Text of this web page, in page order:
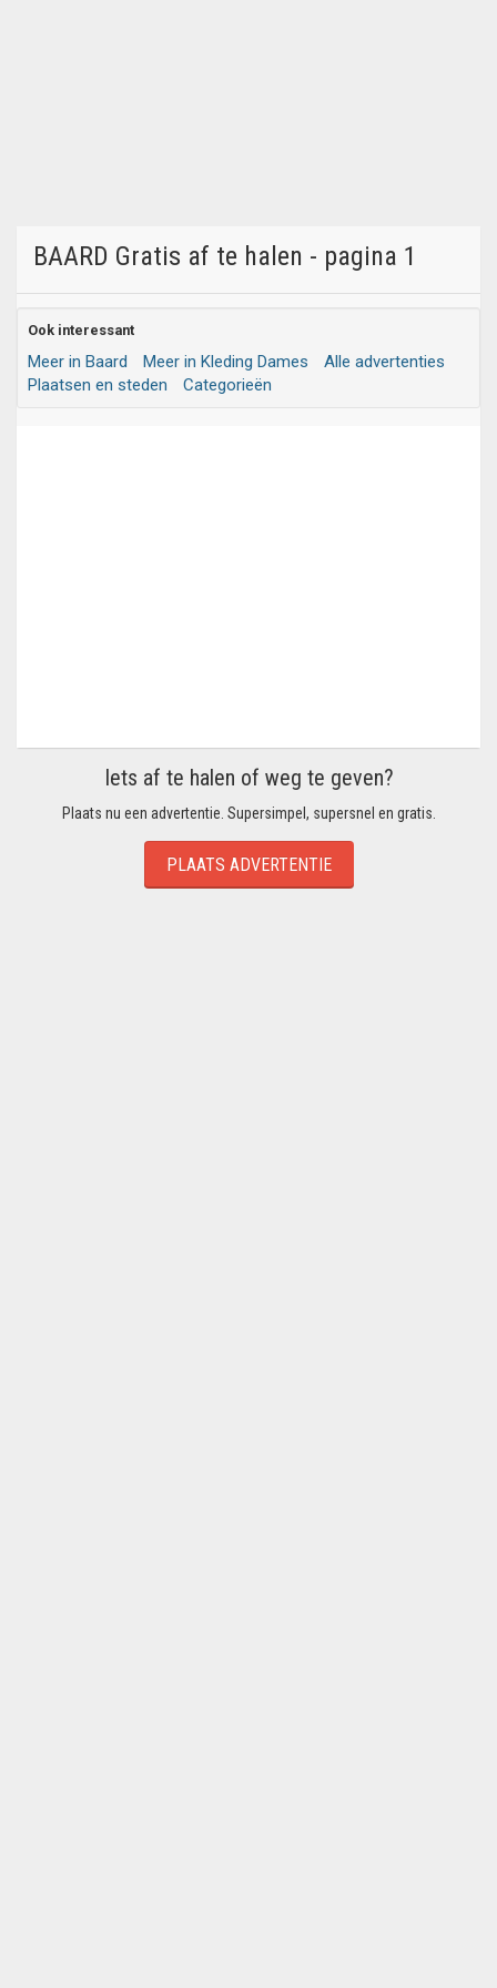
BAARD Gratis af te halen - pagina 1
Ook interessant
Meer in Baard Meer in Kleding Dames
Alle advertenties
Plaatsen en steden
Categorieën
Iets af te halen of weg te geven?
Plaats nu een advertentie. Supersimpel, supersnel en gratis.
PLAATS ADVERTENTIE